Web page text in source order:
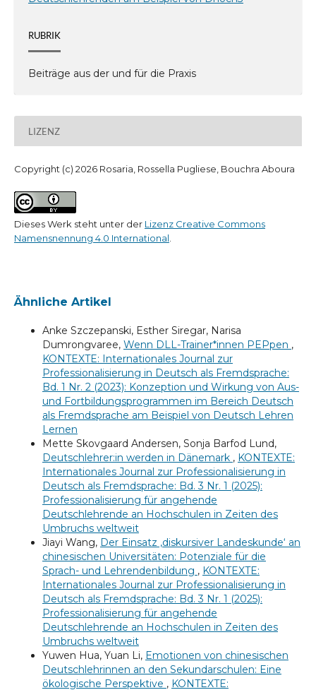
RUBRIK
Beiträge aus der und für die Praxis
LIZENZ
Copyright (c) 2026 Rosaria, Rossella Pugliese, Bouchra Aboura
Dieses Werk steht unter der Lizenz Creative Commons
Namensnennung 4.0 International.
Ähnliche Artikel
Anke Szczepanski, Esther Siregar, Narisa
Dumrongvaree, Wenn DLL-Trainer*innen PEPpen ,
KONTEXTE: Internationales Journal zur
Professionalisierung in Deutsch als Fremdsprache:
Bd. 1 Nr. 2 (2023): Konzeption und Wirkung von Aus-
und Fortbildungsprogrammen im Bereich Deutsch
als Fremdsprache am Beispiel von Deutsch Lehren
Lernen
Mette Skovgaard Andersen, Sonja Barfod Lund,
Deutschlehrer:in werden in Dänemark , KONTEXTE:
Internationales Journal zur Professionalisierung in
Deutsch als Fremdsprache: Bd. 3 Nr. 1 (2025):
Professionalisierung für angehende
Deutschlehrende an Hochschulen in Zeiten des
Umbruchs weltweit
Jiayi Wang, Der Einsatz ‚diskursiver Landeskunde‘ an
chinesischen Universitäten: Potenziale für die
Sprach- und Lehrendenbildung , KONTEXTE:
Internationales Journal zur Professionalisierung in
Deutsch als Fremdsprache: Bd. 3 Nr. 1 (2025):
Professionalisierung für angehende
Deutschlehrende an Hochschulen in Zeiten des
Umbruchs weltweit
Yuwen Hua, Yuan Li, Emotionen von chinesischen
Deutschlehrinnen an den Sekundarschulen: Eine
ökologische Perspektive , KONTEXTE: